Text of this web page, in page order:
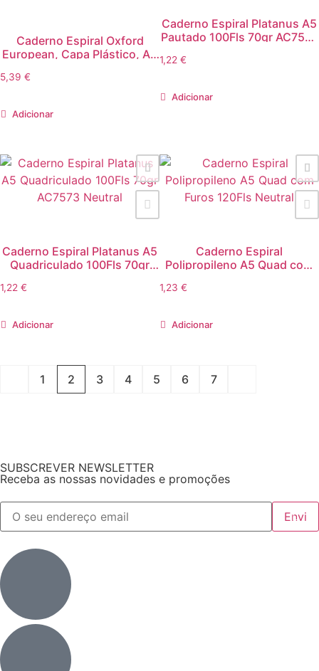
Caderno Espiral Oxford
European, Capa Plástico, A4
5,39 €
Adicionar
Caderno Espiral Platanus A5
Pautado 100Fls 70gr AC7573
1,22 €
Adicionar
Caderno Espiral Platanus A5
Quadriculado 100Fls 70gr
1,22 €
Adicionar
Caderno Espiral
Polipropileno A5 Quad com
1,23 €
Adicionar
1 2 3 4 5 6 7
SUBSCREVER NEWSLETTER
Receba as nossas novidades e promoções